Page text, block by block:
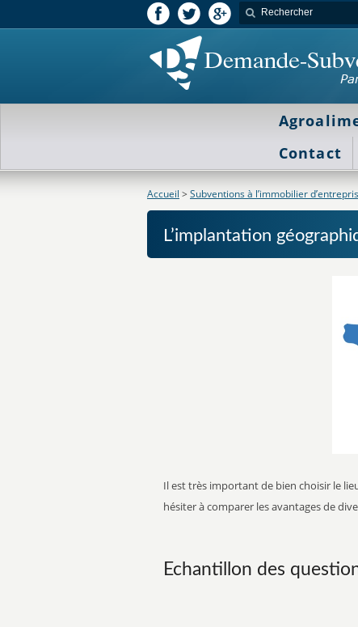
Contact
Accueil >Subventions à l’immobilier
L’implantation
Il est très important de bien choisir le
hésiter à comparer les avantages de
Echantillon des